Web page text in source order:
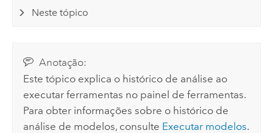
Neste tópico
Anotação:
Este tópico explica o histórico de análise ao
executar ferramentas no painel de ferramentas.
Para obter informações sobre o histórico de
análise de modelos, consulte Executar modelos.